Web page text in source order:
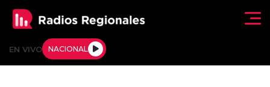
EN VIVO NACIONAL